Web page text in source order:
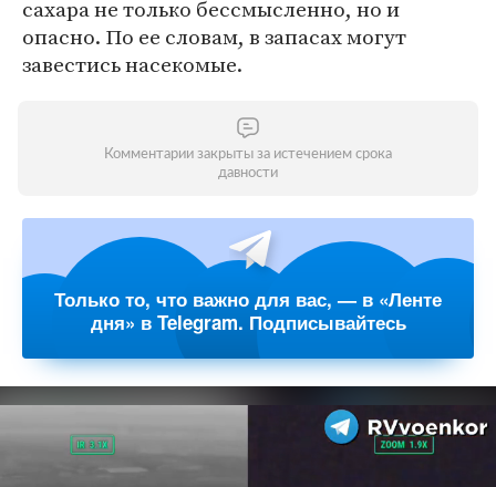
сахара не только бессмысленно, но и
опасно. По ее словам, в запасах могут
завестись насекомые.
Комментарии закрыты за истечением срока
давности
Только то, что важно для вас, — в «Ленте
дня» в Telegram. Подписывайтесь